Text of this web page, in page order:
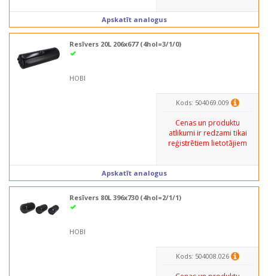
Apskatīt analogus
Resīvers 20L 206x677 (4hol=3/1/0)
HOBI
Kods: 504069.009
Cenas un produktu
atlikumi ir redzami tikai
reģistrētiem lietotājiem
Apskatīt analogus
Resīvers 80L 396x730 (4hol=2/1/1)
HOBI
Kods: 504008.026